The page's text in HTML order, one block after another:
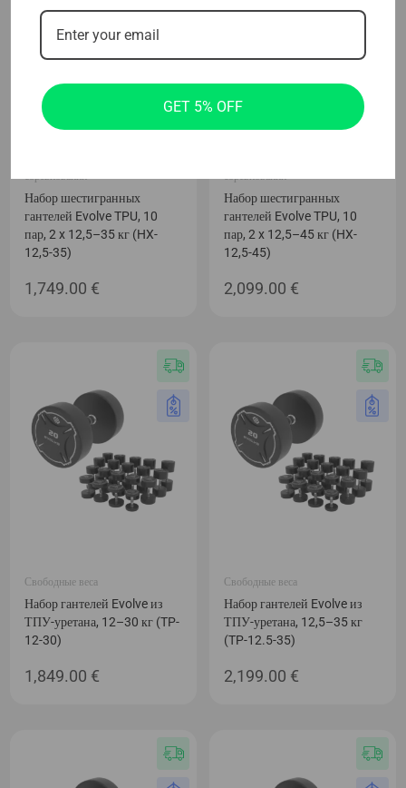
Набор шестигранных
гантелей Evolve TPU, 10
пар, 2 x 12,5–35 кг (HX-
12,5-35)
1,749.00 €
Набор шестигранных
гантелей Evolve TPU, 10
пар, 2 x 12,5–45 кг (HX-
12,5-45)
2,099.00 €
Свободные веса
Набор гантелей Evolve из
ТПУ-уретана, 12–30 кг (TP-
12-30)
1,849.00 €
Свободные веса
Набор гантелей Evolve из
ТПУ-уретана, 12,5–35 кг
(TP-12.5-35)
2,199.00 €
GET 5% OFF